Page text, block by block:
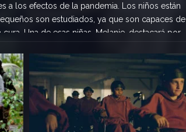
a los efectos de la pandemia. Los niños están
son estudiados, ya que son capaces de
Una de esas niñas, Melanie, destacará por